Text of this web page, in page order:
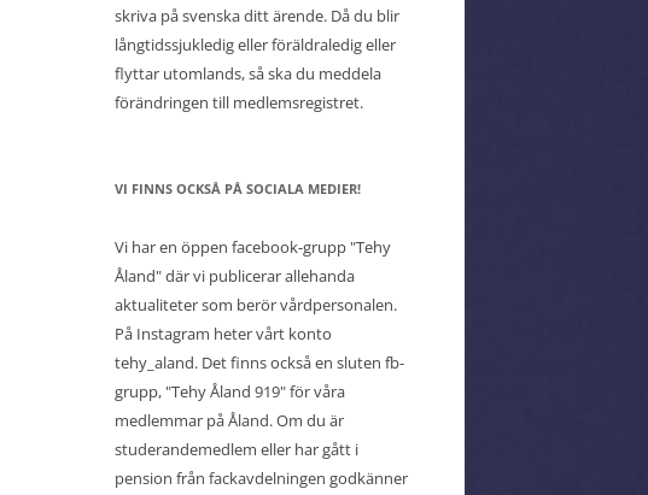
skriva på svenska ditt ärende. Då du blir
långtidssjukledig eller föräldraledig eller
flyttar utomlands, så ska du meddela
förändringen till medlemsregistret.
VI FINNS OCKSÅ PÅ SOCIALA MEDIER!
Vi har en öppen facebook-grupp "Tehy
Åland" där vi publicerar allehanda
aktualiteter som berör vårdpersonalen.
På Instagram heter vårt konto
tehy_aland. Det finns också en sluten fb-
grupp, "Tehy Åland 919" för våra
medlemmar på Åland. Om du är
studerandemedlem eller har gått i
pension från fackavdelningen godkänner